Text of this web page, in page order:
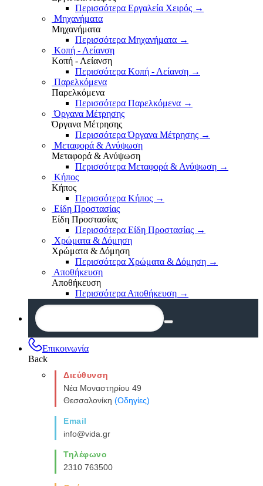
Περισσότερα Εργαλεία Χειρός →
Μηχανήματα
Μηχανήματα
Περισσότερα Μηχανήματα →
Κοπή - Λείανση
Κοπή - Λείανση
Περισσότερα Κοπή - Λείανση →
Παρελκόμενα
Παρελκόμενα
Περισσότερα Παρελκόμενα →
Όργανα Μέτρησης
Όργανα Μέτρησης
Περισσότερα Όργανα Μέτρησης →
Μεταφορά & Ανύψωση
Μεταφορά & Ανύψωση
Περισσότερα Μεταφορά & Ανύψωση →
Κήπος
Κήπος
Περισσότερα Κήπος →
Είδη Προστασίας
Είδη Προστασίας
Περισσότερα Είδη Προστασίας →
Χρώματα & Δόμηση
Χρώματα & Δόμηση
Περισσότερα Χρώματα & Δόμηση →
Αποθήκευση
Αποθήκευση
Περισσότερα Αποθήκευση →
Επικοινωνία
Back
Διεύθυνση
Νέα Μοναστηρίου 49
Θεσσαλονίκη (Οδηγίες)
Email
info@vida.gr
Τηλέφωνο
2310 763500